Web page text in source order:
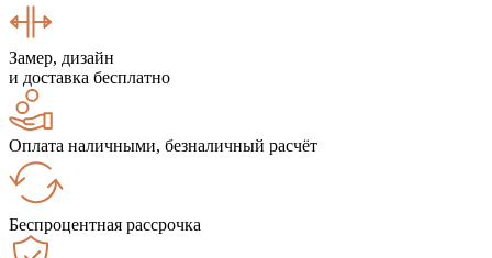
Замер, дизайн
и доставка бесплатно
Оплата наличными, безналичный расчёт
Беспроцентная рассрочка